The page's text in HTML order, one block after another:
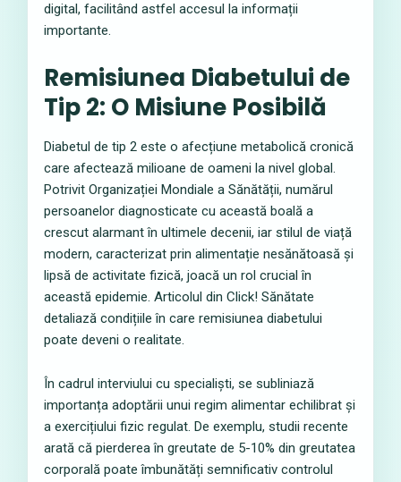
digital, facilitând astfel accesul la informații
importante.
Remisiunea Diabetului de
Tip 2: O Misiune Posibilă
Diabetul de tip 2 este o afecțiune metabolică cronică
care afectează milioane de oameni la nivel global.
Potrivit Organizației Mondiale a Sănătății, numărul
persoanelor diagnosticate cu această boală a
crescut alarmant în ultimele decenii, iar stilul de viață
modern, caracterizat prin alimentație nesănătoasă și
lipsă de activitate fizică, joacă un rol crucial în
această epidemie. Articolul din Click! Sănătate
detaliază condițiile în care remisiunea diabetului
poate deveni o realitate.
În cadrul interviului cu specialiști, se subliniază
importanța adoptării unui regim alimentar echilibrat și
a exercițiului fizic regulat. De exemplu, studii recente
arată că pierderea în greutate de 5-10% din greutatea
corporală poate îmbunătăți semnificativ controlul